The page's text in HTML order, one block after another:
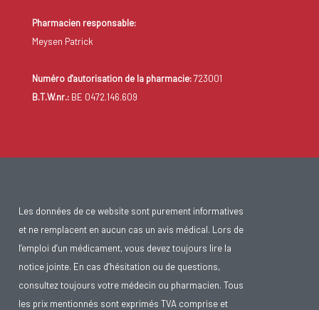
Pharmacien responsable:
Meysen Patrick
Numéro d'autorisation de la pharmacie:723001
B.T.W.nr.:BE 0472.146.609
Les données de ce website sont purement informatives
et ne remplacent en aucun cas un avis médical. Lors de
l’emploi d’un médicament, vous devez toujours lire la
notice jointe. En cas d’hésitation ou de questions,
consultez toujours votre médecin ou pharmacien. Tous
les prix mentionnés sont exprimés TVA comprise et